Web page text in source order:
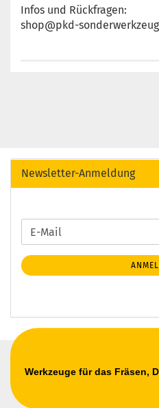
Infos und Rückfragen:
shop@pkd-
Newsletter-Anmeldung
WEITER
ZUR
NEWSLETTER-
ANMELDUNG
E-
Mail
Werkzeuge für das Fräsen,